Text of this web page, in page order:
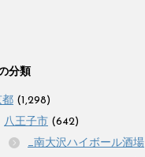
分類
都 (1,298)
八王子市 (642)
_南大沢ハイボール酒場